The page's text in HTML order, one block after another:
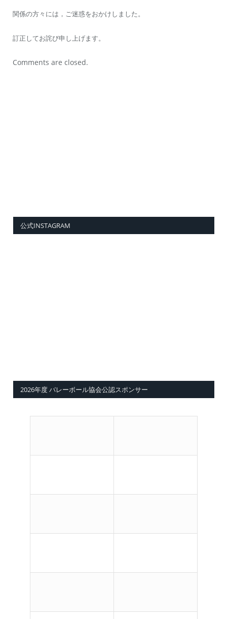
関係の方々には，ご迷惑をおかけしました。
訂正してお詫び申し上げます。
Comments are closed.
公式INSTAGRAM
2026年度 バレーボール協会公認スポンサー